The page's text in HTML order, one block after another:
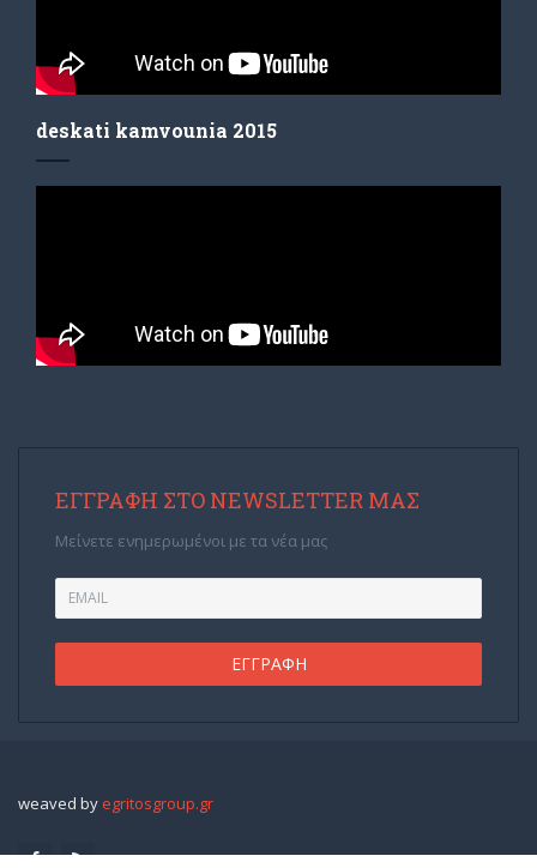
deskati kamvounia 2015
ΕΓΓΡΑΦΉ ΣΤΟ NEWSLETTER ΜΑΣ
Μείνετε ενημερωμένοι με τα νέα μας
weaved by egritosgroup.gr